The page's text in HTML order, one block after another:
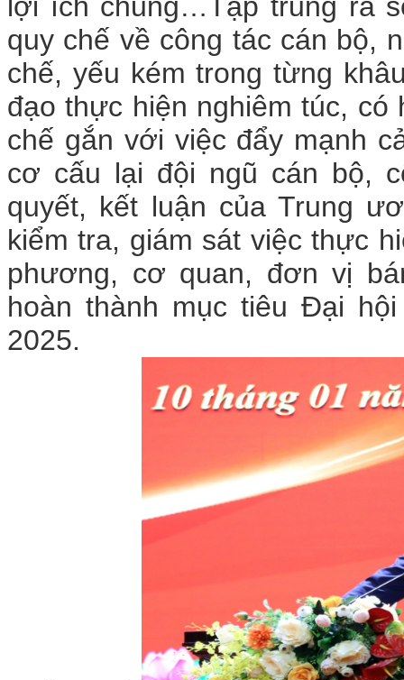
quy chế về công tác cán bộ,
chế, yếu kém trong từng
đạo thực hiện nghiêm túc, có
chế gắn với việc đẩy mạnh
cơ cấu lại đội ngũ cán bộ,
quyết, kết luận của Trung
kiểm tra, giám sát việc thực
phương, cơ quan, đơn vị
hoàn thành mục tiêu Đại
2025.